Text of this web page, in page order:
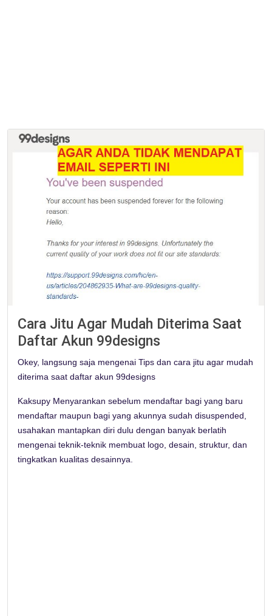
Cara Jitu Agar Mudah Diterima Saat
Daftar Akun 99designs
Okey, langsung saja mengenai Tips dan cara jitu agar mudah
diterima saat daftar akun 99designs
Kaksupy Menyarankan sebelum mendaftar bagi yang baru
mendaftar maupun bagi yang akunnya sudah disuspended,
usahakan mantapkan diri dulu dengan banyak berlatih
mengenai teknik-teknik membuat logo, desain, struktur, dan
tingkatkan kualitas desainnya.